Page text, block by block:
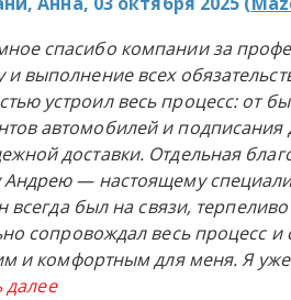
спасибо компании за
и выполнение всех
устроил весь процесс: от
автомобилей и подписания
доставки. Отдельная
Андрею — настоящему
был на связи,
сопровождал весь процесс и
и комфортным для меня. Я
далее